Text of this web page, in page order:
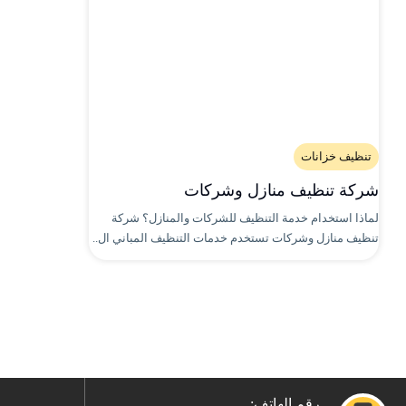
تنظيف خزانات
شركة تنظيف منازل وشركات
لماذا استخدام خدمة التنظيف للشركات والمنازل؟ شركة
تنظيف منازل وشركات تستخدم خدمات التنظيف المباني ال..